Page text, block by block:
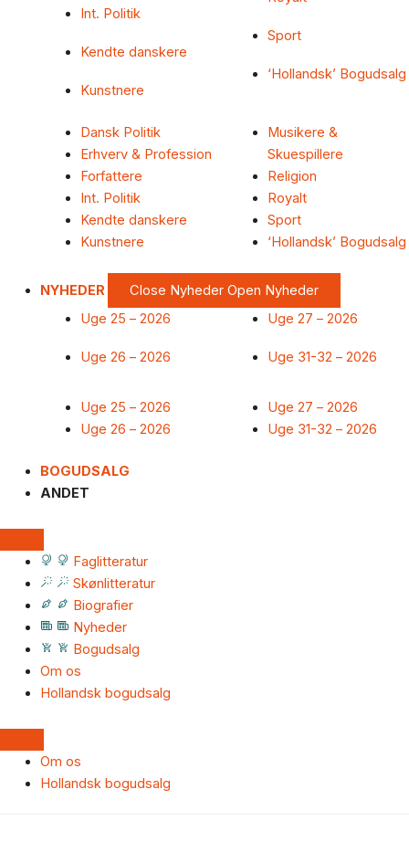
Int. Politik
Kendte danskere
Kunstnere
Sport
‘Hollandsk’ Bogudsalg
Dansk Politik
Erhverv & Profession
Forfattere
Int. Politik
Kendte danskere
Kunstnere
Musikere &
Skuespillere
Religion
Royalt
Sport
‘Hollandsk’ Bogudsalg
NYHEDER Close Nyheder Open Nyheder
Uge 25 – 2026
Uge 26 – 2026
Uge 27 – 2026
Uge 31-32 – 2026
Uge 25 – 2026
Uge 26 – 2026
Uge 27 – 2026
Uge 31-32 – 2026
BOGUDSALG
ANDET
Faglitteratur
Skønlitteratur
Biografier
Nyheder
Bogudsalg
Om os
Hollandsk bogudsalg
Om os
Hollandsk bogudsalg